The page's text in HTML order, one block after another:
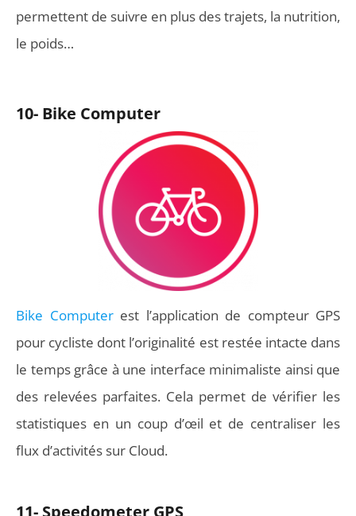
permettent de suivre en plus des trajets, la nutrition,
le poids…
10- Bike Computer
Bike Computerest l’application de compteur GPS
pour cycliste dont l’originalité est restée intacte dans
le temps grâce à une interface minimaliste ainsi que
des relevées parfaites. Cela permet de vérifier les
statistiques en un coup d’œil et de centraliser les
flux d’activités sur Cloud.
11- Speedometer GPS